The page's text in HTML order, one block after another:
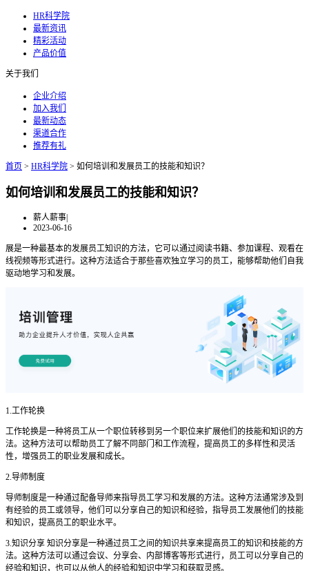
HR科学院
最新资讯
精彩活动
产品价值
关于我们
企业介绍
加入我们
最新动态
渠道合作
推荐有礼
首页 > HR科学院 > 如何培训和发展员工的技能和知识？
如何培训和发展员工的技能和知识？
薪人薪事|
2023-06-16
展是一种最基本的发展员工知识的方法，它可以通过阅读书籍、参加课程、观看在
线视频等形式进行。这种方法适合于那些喜欢独立学习的员工，能够帮助他们自我
驱动地学习和发展。
1.工作轮换
工作轮换是一种将员工从一个职位转移到另一个职位来扩展他们的技能和知识的方
法。这种方法可以帮助员工了解不同部门和工作流程，提高员工的多样性和灵活
性，增强员工的职业发展和成长。
2.导师制度
导师制度是一种通过配备导师来指导员工学习和发展的方法。这种方法通常涉及到
有经验的员工或领导，他们可以分享自己的知识和经验，指导员工发展他们的技能
和知识，提高员工的职业水平。
3.知识分享 知识分享是一种通过员工之间的知识共享来提高员工的知识和技能的方
法。这种方法可以通过会议、分享会、内部博客等形式进行，员工可以分享自己的
经验和知识，也可以从他人的经验和知识中学习和获取灵感。